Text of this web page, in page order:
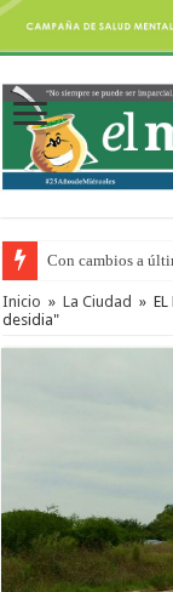
Con cambios a
Inicio » La Ciudad »
desidia"